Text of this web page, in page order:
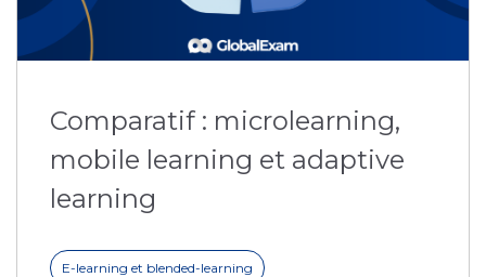
Comparatif : microlearning,
mobile learning et adaptive
learning
E-learning et blended-learning